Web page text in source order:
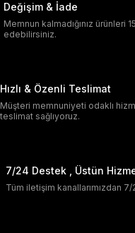
Değişim & İade
Memnun kalmadığınız ürünleri
edebilirsiniz.
Hızlı & Özenli Teslimat
Müşteri memnuniyeti odaklı
teslimat sağlıyoruz.
7/24 Destek , Üstün
Tüm iletişim kanallarımızdan